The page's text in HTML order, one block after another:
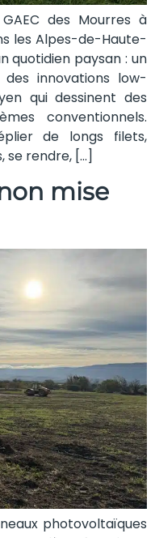
des Mourres à
les Alpes-de-Haute-
quotidien paysan : un
innovations low-
qui dessinent des
conventionnels.
de longs filets,
se rendre, […]
mise
photovoltaïques